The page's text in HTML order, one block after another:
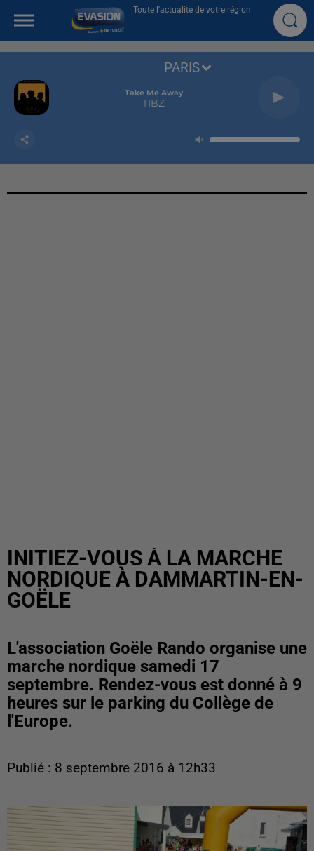
Toute l'actualité de votre région
Take Me Away
TIBZ
PARIS
INITIEZ-VOUS À LA MARCHE
NORDIQUE À DAMMARTIN-EN-
GOËLE
L'association Goële Rando organise une
marche nordique samedi 17
septembre. Rendez-vous est donné à 9
heures sur le parking du Collège de
l'Europe.
Publié : 8 septembre 2016 à 12h33